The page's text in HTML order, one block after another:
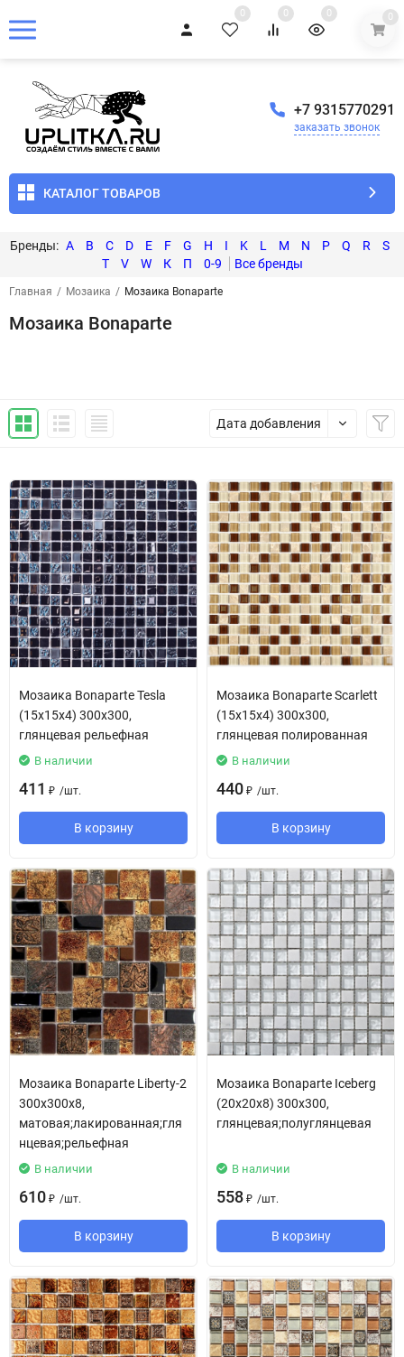
0 0 0 0
+7 9315770291
заказать звонок
КАТАЛОГ ТОВАРОВ
A B C D E F G H I K L M N P Q R
S
T
V W К П 0-9
Главная / Мозаика / Мозаика Bonaparte
Мозаика Bonaparte
Дата добавления
Мозаика Bonaparte Tesla
(15х15х4) 300х300,
глянцевая рельефная
В наличии
411 ₽ /шт.
В корзину
Мозаика Bonaparte Scarlett
(15х15х4) 300х300,
глянцевая полированная
В наличии
440 ₽ /шт.
В корзину
Мозаика Bonaparte Liberty-2
300х300х8,
матовая;лакированная;гля
нцевая;рельефная
В наличии
610 ₽ /шт.
В корзину
Мозаика Bonaparte Iceberg
(20х20х8) 300х300,
глянцевая;полуглянцевая
В наличии
558 ₽ /шт.
В корзину